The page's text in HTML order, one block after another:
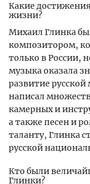
Какие
жизни?
Михаил Глинка
композитором,
только в России,
музыка оказала
развитие
написал
камерных и
а также песен и
таланту, Глинка
русской
Кто были
Глинки?